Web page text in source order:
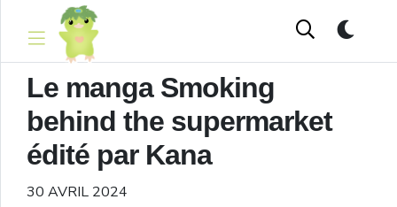
Le manga Smoking
behind the supermarket
édité par Kana
30 AVRIL 2024